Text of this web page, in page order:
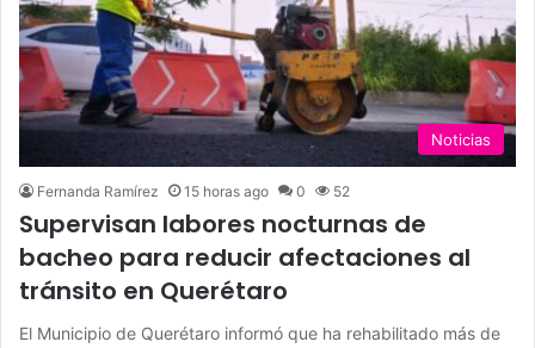
Noticias
Fernanda Ramírez 15 horas ago 0 52
Supervisan labores nocturnas de
bacheo para reducir afectaciones al
tránsito en Querétaro
El Municipio de Querétaro informó que ha rehabilitado más de